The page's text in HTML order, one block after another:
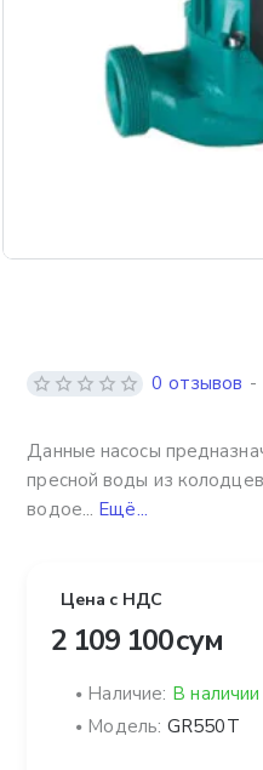
Данные насосы
пресной воды из
водое... Ещё...
0 отзывов -
Цена с НДС
2 109 100 сум
Наличие: В наличии
Модель: GR550T